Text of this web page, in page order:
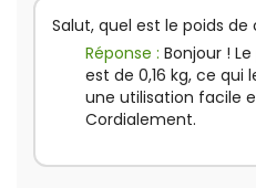
Salut, quel est le poids de
Réponse : Bonjour !
est de 0,16 kg, ce qui
une utilisation facile
Cordialement.